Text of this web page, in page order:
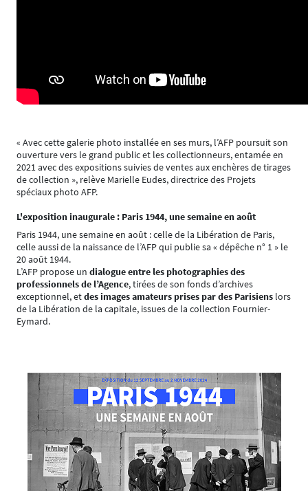
« Avec cette galerie photo installée en ses murs, l’AFP poursuit son
ouverture vers le grand public et les collectionneurs, entamée en
2021 avec des expositions suivies de ventes aux enchères de tirages
de collection », relève Marielle Eudes, directrice des Projets
spéciaux photo AFP.
L'exposition inaugurale : Paris 1944, une semaine en août
Paris 1944, une semaine en août : celle de la Libération de Paris,
celle aussi de la naissance de l’AFP qui publie sa « dépêche n° 1 » le
20 août 1944.
L’AFP propose un dialogue entre les photographies des
professionnels de l’Agence, tirées de son fonds d’archives
exceptionnel, etdes images amateurs prises par des Parisiens lors
de la Libération de la capitale, issues de la collection Fournier-
Eymard.